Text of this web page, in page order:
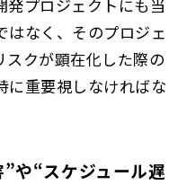
発プロジェクトにも当
はなく、そのプロジェ
スクが顕在化した際の
に重要視しなければな
や“スケジュール遅